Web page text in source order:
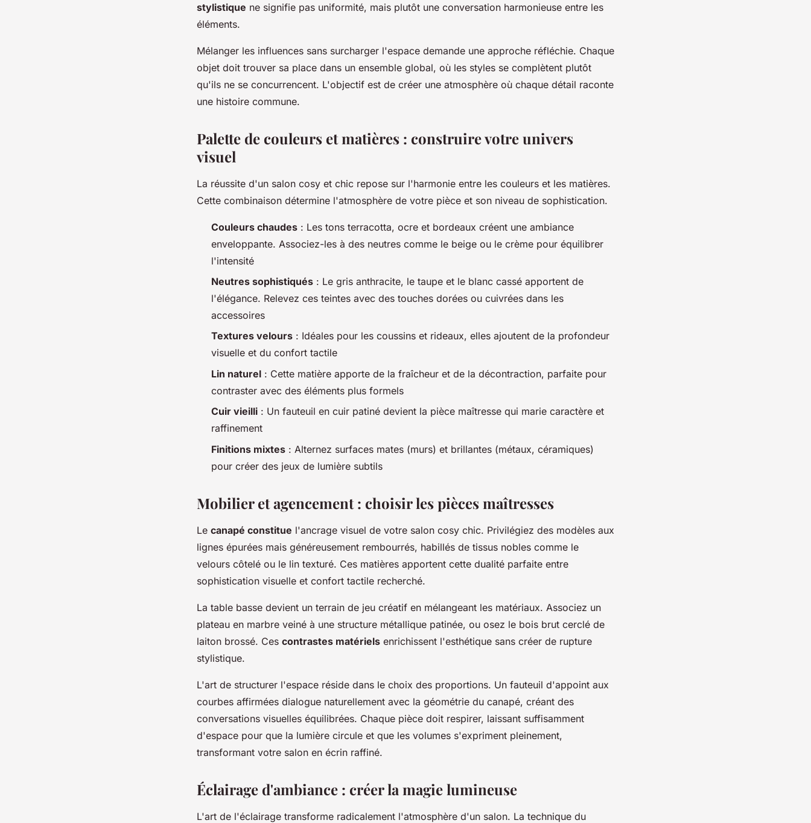
stylistique ne signifie pas uniformité, mais plutôt une conversation harmonieuse entre les
éléments.
Mélanger les influences sans surcharger l'espace demande une approche réfléchie. Chaque
objet doit trouver sa place dans un ensemble global, où les styles se complètent plutôt
qu'ils ne se concurrencent. L'objectif est de créer une atmosphère où chaque détail raconte
une histoire commune.
Palette de couleurs et matières : construire votre univers
visuel
La réussite d'un salon cosy et chic repose sur l'harmonie entre les couleurs et les matières.
Cette combinaison détermine l'atmosphère de votre pièce et son niveau de sophistication.
Couleurs chaudes : Les tons terracotta, ocre et bordeaux créent une ambiance
enveloppante. Associez-les à des neutres comme le beige ou le crème pour équilibrer
l'intensité
Neutres sophistiqués : Le gris anthracite, le taupe et le blanc cassé apportent de
l'élégance. Relevez ces teintes avec des touches dorées ou cuivrées dans les
accessoires
Textures velours : Idéales pour les coussins et rideaux, elles ajoutent de la profondeur
visuelle et du confort tactile
Lin naturel : Cette matière apporte de la fraîcheur et de la décontraction, parfaite pour
contraster avec des éléments plus formels
Cuir vieilli : Un fauteuil en cuir patiné devient la pièce maîtresse qui marie caractère et
raffinement
Finitions mixtes : Alternez surfaces mates (murs) et brillantes (métaux, céramiques)
pour créer des jeux de lumière subtils
Mobilier et agencement : choisir les pièces maîtresses
Le canapé constitue l'ancrage visuel de votre salon cosy chic. Privilégiez des modèles aux
lignes épurées mais généreusement rembourrés, habillés de tissus nobles comme le
velours côtelé ou le lin texturé. Ces matières apportent cette dualité parfaite entre
sophistication visuelle et confort tactile recherché.
La table basse devient un terrain de jeu créatif en mélangeant les matériaux. Associez un
plateau en marbre veiné à une structure métallique patinée, ou osez le bois brut cerclé de
laiton brossé. Ces contrastes matériels enrichissent l'esthétique sans créer de rupture
stylistique.
L'art de structurer l'espace réside dans le choix des proportions. Un fauteuil d'appoint aux
courbes affirmées dialogue naturellement avec la géométrie du canapé, créant des
conversations visuelles équilibrées. Chaque pièce doit respirer, laissant suffisamment
d'espace pour que la lumière circule et que les volumes s'expriment pleinement,
transformant votre salon en écrin raffiné.
Éclairage d'ambiance : créer la magie lumineuse
L'art de l'éclairage transforme radicalement l'atmosphère d'un salon. La technique du